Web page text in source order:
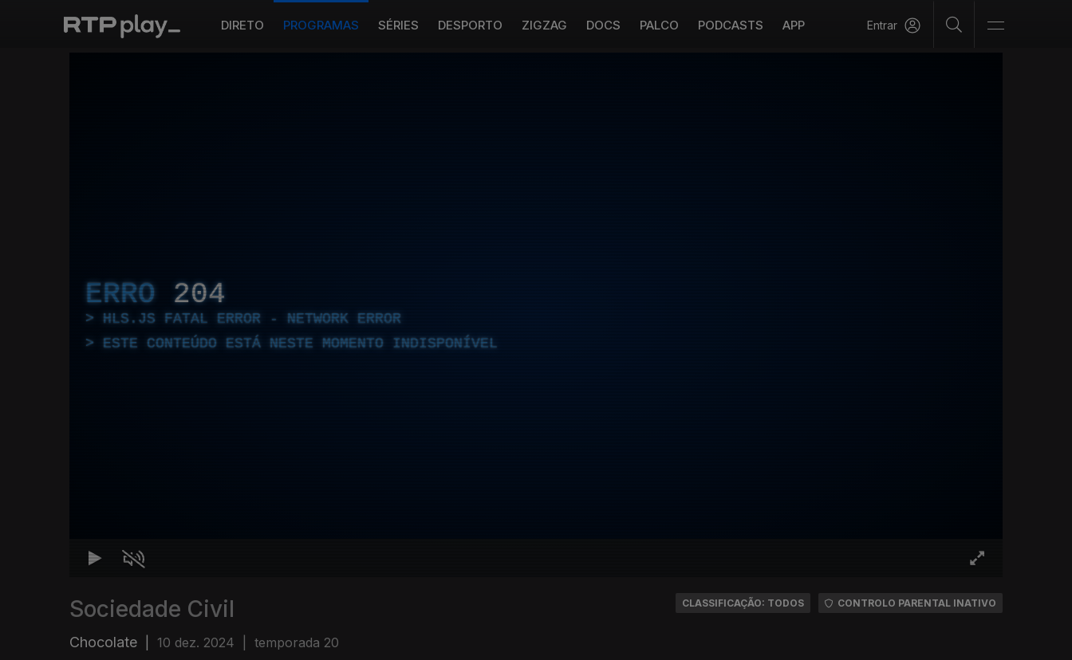
DIRETO PROGRAMAS SÉRIES DESPORTO ZIGZAG DOCS PALCO PODCASTS APP Entrar
ERRO 204
HLS.JS FATAL ERROR - NETWORK ERROR
ESTE CONTEÚDO ESTÁ NESTE MOMENTO INDISPONÍVEL
Sociedade Civil
Chocolate 10 dez. 2024 temporada 20
CLASSIFICAÇÃO: TODOS CONTROLO PARENTAL INATIVO